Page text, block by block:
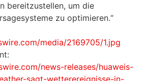
bereitzustellen, um die
zu optimieren.“
media/2169705/1.jpg
news-releases/huaweis-